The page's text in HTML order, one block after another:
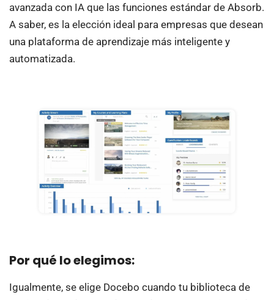
avanzada con IA que las funciones estándar de Absorb.
A saber, es la elección ideal para empresas que desean
una plataforma de aprendizaje más inteligente y
automatizada.
Por qué lo elegimos:
Igualmente, se elige Docebo cuando tu biblioteca de